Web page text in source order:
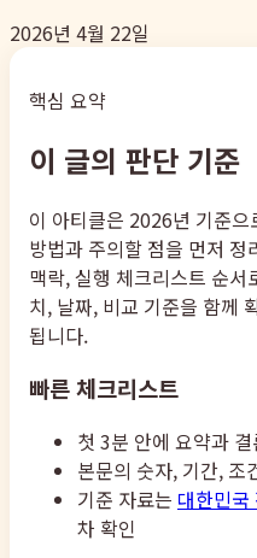
2026년 4월 22일
핵심 요약
이 글의 판단 기준
이 아티클은 2026년 기준
방법과 주의할 점을 먼저
맥락, 실행 체크리스트 순
치, 날짜, 비교 기준을 함께
됩니다.
빠른 체크리스트
첫 3분 안에 요약과 결
본문의 숫자, 기간, 조
기준 자료는 대한민국
차 확인